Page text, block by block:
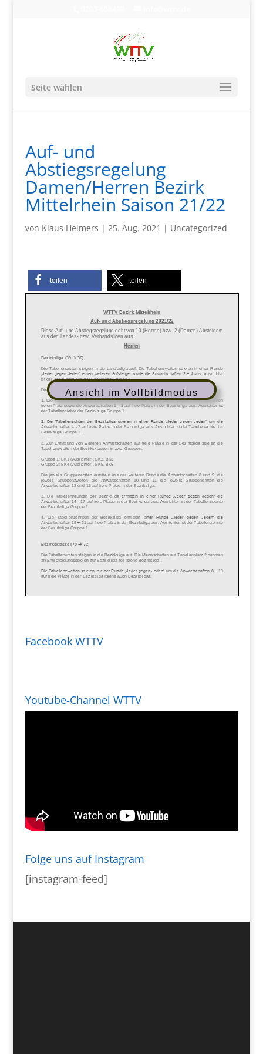
Seite wählen
Auf- und
Abstiegsregelung
Damen/Herren Bezirk
Mittelrhein Saison 21/22
von Klaus Heimers | 25. Aug. 2021 | Uncategorized
teilen teilen
Ansicht im Vollbildmodus
Facebook WTTV
Youtube-Channel WTTV
Folge uns auf Instagram
[instagram-feed]